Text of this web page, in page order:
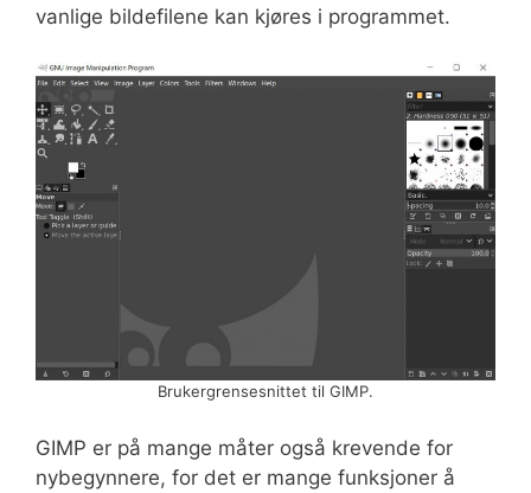
vanlige bildefilene kan kjøres i programmet.
Brukergrensesnittet til GIMP.
GIMP er på mange måter også krevende for
nybegynnere, for det er mange funksjoner å